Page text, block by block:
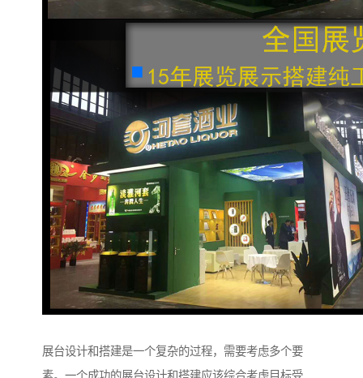
展台设计和搭建是一个复杂的过程，需要考虑多个要